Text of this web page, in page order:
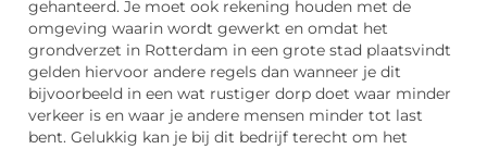
gehanteerd. Je moet ook rekening houden met de
omgeving waarin wordt gewerkt en omdat het
grondverzet in Rotterdam in een grote stad plaatsvindt
gelden hiervoor andere regels dan wanneer je dit
bijvoorbeeld in een wat rustiger dorp doet waar minder
verkeer is en waar je andere mensen minder tot last
bent. Gelukkig kan je bij dit bedrijf terecht om het